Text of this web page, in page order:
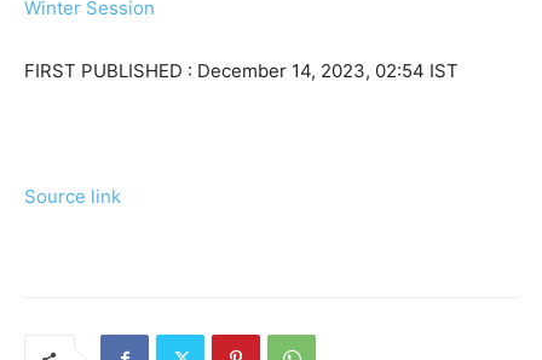
Winter Session
FIRST PUBLISHED : December 14, 2023, 02:54 IST
Source link